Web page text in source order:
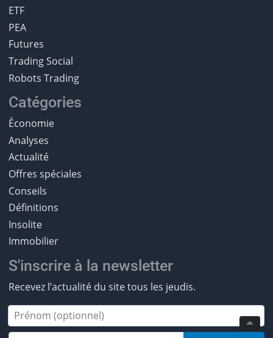
ETF
PEA
Futures
Trading Social
Robots Trading
Catégories
Économie
Analyses
Actualité
Offres spéciales
Conseils
Définitions
Insolite
Immobilier
S'inscrire à la newsletter
Recevez l’actualité du site tous les jeudis.